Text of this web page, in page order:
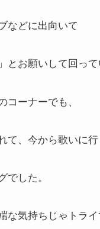
などに出向いて
とお願いして回って
コーナーでも、
て、今から歌いに
でした。
な気持ちじゃトラ